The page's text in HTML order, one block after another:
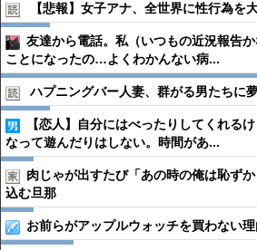
【悲報】女子アナ、全世界に性行為を
友達から電話。私（いつもの近況報告
ことになったの…よくわかんない病...
ハプニングバー人妻、群がる男たちに
【恋人】自分にはべったりしてくれる
なって遊んだりはしない。時間があ...
肉じゃが出すたび「あの時の俺は恥ず
込む旦那
お前らがアップルウォッチを買わない理